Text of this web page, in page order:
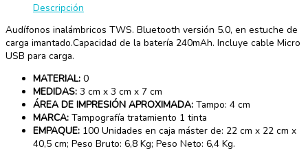
Descripción
Audífonos inalámbricos TWS. Bluetooth versión 5.0, en estuche de
carga imantado.Capacidad de la batería 240mAh. Incluye cable Micro
USB para carga.
MATERIAL: 0
MEDIDAS: 3 cm x 3 cm x 7 cm
ÁREA DE IMPRESIÓN APROXIMADA: Tampo: 4 cm
MARCA: Tampografía tratamiento 1 tinta
EMPAQUE: 100 Unidades en caja máster de: 22 cm x 22 cm x
40,5 cm; Peso Bruto: 6,8 Kg; Peso Neto: 6,4 Kg.